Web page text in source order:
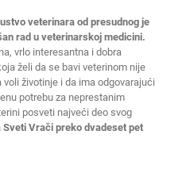
veterinara od presudnog je
rad u veterinarskoj medicini.
vrlo interesantna i dobra
želi da se bavi veterinom nije
voli životinje i da ima odgovarajući
potrebu za neprestanim
posveti najveći deo svog
Vrači preko dvadeset pet